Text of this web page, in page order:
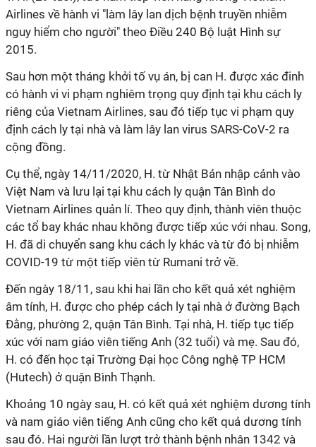
Airlines về hành vi "làm lây lan dịch bệnh truyền nhiễm
nguy hiểm cho người" theo Điều 240 Bộ luật Hình sự
2015.
Sau hơn một tháng khởi tố vụ án, bị can H. được xác đinh
có hành vi vi phạm nghiêm trọng quy định tại khu cách ly
riêng của Vietnam Airlines, sau đó tiếp tục vi phạm quy
định cách ly tại nhà và làm lây lan virus SARS-CoV-2 ra
cộng đồng.
Cụ thể, ngày 14/11/2020, H. từ Nhật Bản nhập cảnh vào
Việt Nam và lưu lại tại khu cách ly quận Tân Bình do
Vietnam Airlines quản lí. Theo quy định, thành viên thuộc
các tổ bay khác nhau không được tiếp xúc với nhau. Song,
H. đã di chuyển sang khu cách ly khác và từ đó bị nhiễm
COVID-19 từ một tiếp viên từ Rumani trở về.
Đến ngày 18/11, sau khi hai lần cho kết quả xét nghiệm
âm tính, H. được cho phép cách ly tại nhà ở đường Bạch
Đằng, phường 2, quận Tân Bình. Tại nhà, H. tiếp tục tiếp
xúc với nam giáo viên tiếng Anh (32 tuổi) và mẹ. Sau đó,
H. có đến học tại Trường Đại học Công nghệ TP HCM
(Hutech) ở quận Bình Thạnh.
Khoảng 10 ngày sau, H. có kết quả xét nghiệm dương tính
và nam giáo viên tiếng Anh cũng cho kết quả dương tính
sau đó. Hai người lần lượt trở thành bệnh nhân 1342 và